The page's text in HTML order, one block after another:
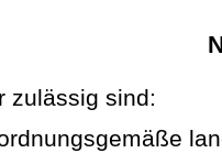
zulässig sind: